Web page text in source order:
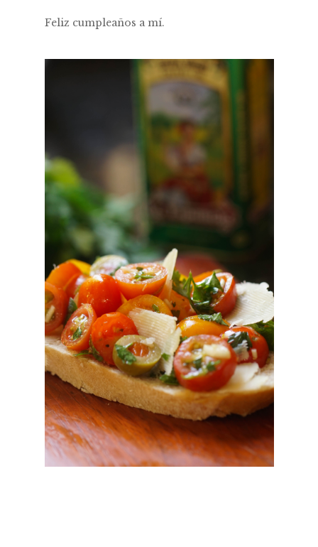
Feliz cumpleaños a mí.